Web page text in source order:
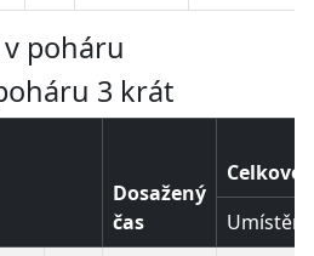
poháru
3 krát
Dosažený
čas
Celkové
Umístění